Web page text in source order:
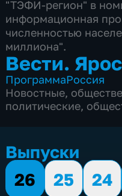
"ТЭФИ-регион" в
информационная
численностью
миллиона".
Вести.
ПрограммаРоссия
Новостные,
политические,
Выпуски
26
25 24